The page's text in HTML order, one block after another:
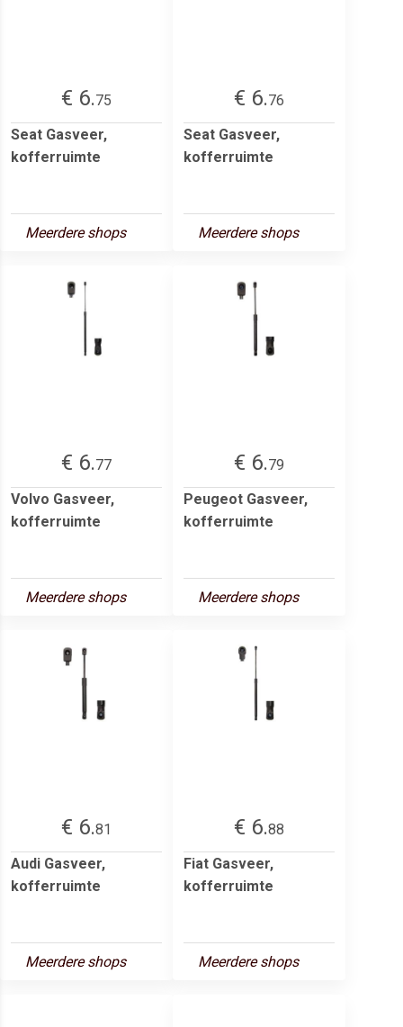
€ 6.75
Seat Gasveer,
kofferruimte
Meerdere shops
€ 6.76
Seat Gasveer,
kofferruimte
Meerdere shops
€ 6.77
Volvo Gasveer,
kofferruimte
Meerdere shops
€ 6.79
Peugeot Gasveer,
kofferruimte
Meerdere shops
€ 6.81
Audi Gasveer,
kofferruimte
Meerdere shops
€ 6.88
Fiat Gasveer,
kofferruimte
Meerdere shops